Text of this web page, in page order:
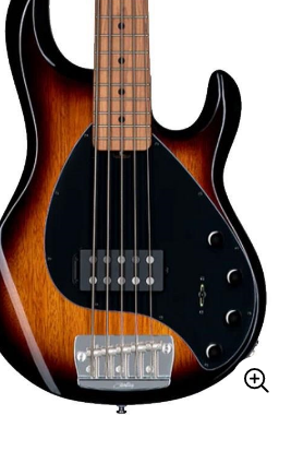
ウクレレ
パーカッション
電子ピアノ
その他楽器
エフェクター
DTM